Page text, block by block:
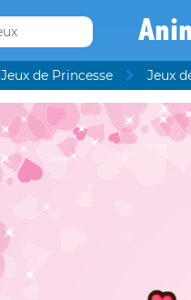
Jeux de Princesse Jeux